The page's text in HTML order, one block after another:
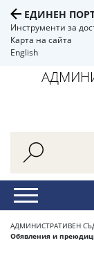
ЕДИНЕН
Инструменти за
Карта на сайта
English
АДМИНИСТРАТИВЕН
Обявления и